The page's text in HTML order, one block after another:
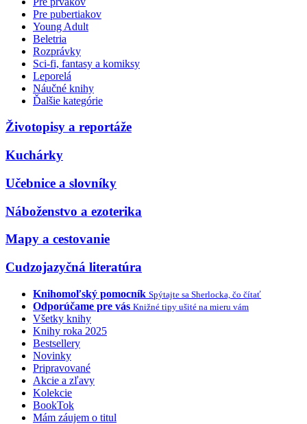
Pre pubertiakov
Young Adult
Beletria
Rozprávky
Sci-fi, fantasy a komiksy
Leporelá
Náučné knihy
Ďalšie kategórie
Životopisy a reportáže
Kuchárky
Učebnice a slovníky
Náboženstvo a ezoterika
Mapy a cestovanie
Cudzojazyčná literatúra
Knihomoľský pomocník Spýtajte sa Sherlocka, čo čítať
Odporúčame pre vás Knižné tipy ušité na mieru vám
Všetky knihy
Knihy roka 2025
Bestsellery
Novinky
Pripravované
Akcie a zľavy
Kolekcie
BookTok
Mám záujem o titul